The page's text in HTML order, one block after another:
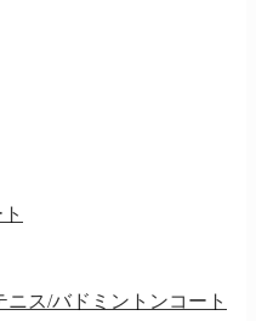
ニス/バドミントンコート